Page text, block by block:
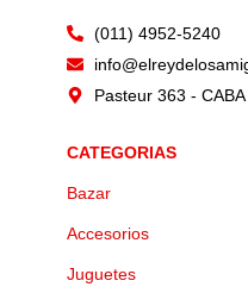
(011) 4952-5240
Pasteur 363 -
CATEGORIAS
Bazar
Accesorios
Juguetes